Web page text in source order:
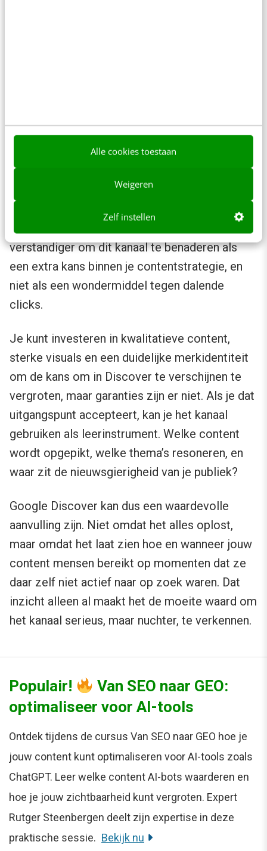
Alle cookies toestaan
Weigeren
Zelf instellen
Google Discover biedt interessante
mogelijkheden om content onder de aandacht
te brengen bij een relevant publiek, vooral op
mobiel. Tegelijkertijd is het geen kanaal dat je
volledig kunt beheersen of waarop je kunt
bouwen als stabiele verkeersmotor. Het is
verstandiger om dit kanaal te benaderen als
een extra kans binnen je contentstrategie, en
niet als een wondermiddel tegen dalende
clicks.
Je kunt investeren in kwalitatieve content,
sterke visuals en een duidelijke merkidentiteit
om de kans om in Discover te verschijnen te
vergroten, maar garanties zijn er niet. Als je dat
uitgangspunt accepteert, kan je het kanaal
gebruiken als leerinstrument. Welke content
wordt opgepikt, welke thema’s resoneren, en
waar zit de nieuwsgierigheid van je publiek?
Google Discover kan dus een waardevolle
aanvulling zijn. Niet omdat het alles oplost,
maar omdat het laat zien hoe en wanneer jouw
content mensen bereikt op momenten dat ze
daar zelf niet actief naar op zoek waren. Dat
inzicht alleen al maakt het de moeite waard om
het kanaal serieus, maar nuchter, te verkennen.
Populair!
Van SEO naar GEO:
optimaliseer voor AI-tools
Ontdek tijdens de cursus Van SEO naar GEO hoe je
jouw content kunt optimaliseren voor AI-tools zoals
ChatGPT. Leer welke content AI-bots waarderen en
hoe je jouw zichtbaarheid kunt vergroten. Expert
Rutger Steenbergen deelt zijn expertise in deze
praktische sessie. Bekijk nu